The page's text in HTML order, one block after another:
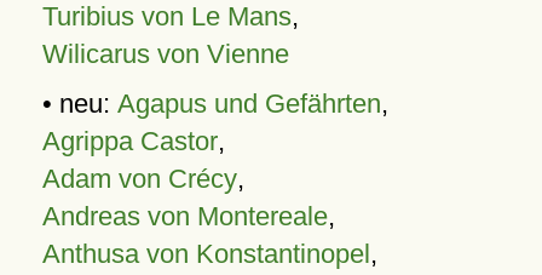
Turibius von Le Mans,
Wilicarus von Vienne
• neu: Agapus und Gefährten,
Agrippa Castor,
Adam von Crécy,
Andreas von Montereale,
Anthusa von Konstantinopel,